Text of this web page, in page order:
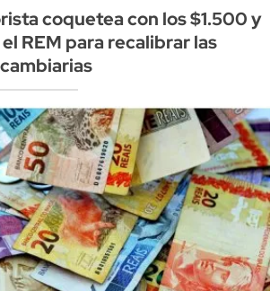
coquetea con los $1.500 y
REM para recalibrar las